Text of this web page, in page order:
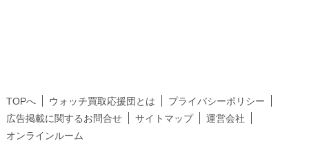
TOPへ ウォッチ買取応援団とは
プライバシーポリシー
広告掲載に関するお問合せ
サイトマップ
運営会社
オンラインルーム